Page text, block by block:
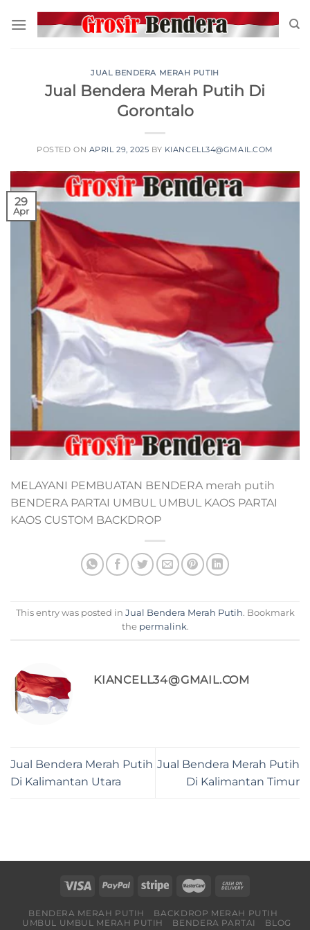
JUAL BENDERA MERAH PUTIH
Jual Bendera Merah Putih Di
Gorontalo
POSTED ON APRIL 29, 2025 BY KIANCELL34@GMAIL.COM
29
Apr
MELAYANI PEMBUATAN BENDERA merah putih
BENDERA PARTAI UMBUL UMBUL KAOS PARTAI
KAOS CUSTOM BACKDROP
This entry was posted in Jual Bendera Merah Putih. Bookmark
the permalink.
KIANCELL34@GMAIL.COM
Jual Bendera Merah Putih
Di Kalimantan Utara
Jual Bendera Merah Putih
Di Kalimantan Timur
BENDERA MERAH PUTIH
BACKDROP MERAH PUTIH
UMBUL UMBUL MERAH PUTIH
BENDERA PARTAI BLOG